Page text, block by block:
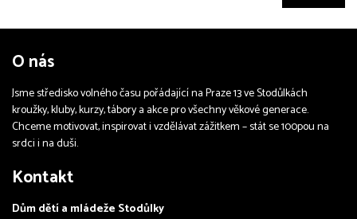
O nás
Jsme středisko volného času pořádající na Praze 13 ve Stodůlkách
kroužky, kluby, kurzy, tábory a akce pro všechny věkové generace.
Chceme motivovat, inspirovat i vzdělávat zážitkem – stát se 100pou na
srdci i na duši.
Kontakt
Dům dětí a mládeže Stodůlky